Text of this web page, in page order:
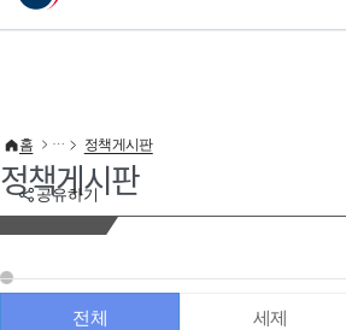
이 누리집은 대한민국 공식 전자정부 누리집입니다.
공유하기
홈 정책게시판
정책게시판
전체 세제